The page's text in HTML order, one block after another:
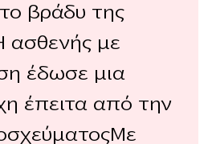
βράδυ της
ασθενής με
έδωσε μια
έπειτα από την